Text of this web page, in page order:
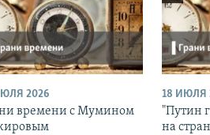
2026
времени с Мумином
18 ИЮЛЯ
"Путин
на